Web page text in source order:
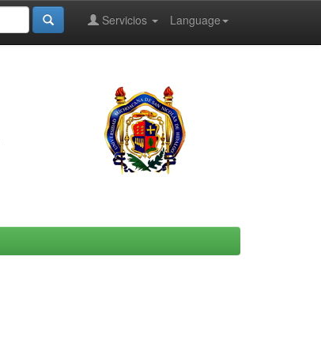
Language
Servicios